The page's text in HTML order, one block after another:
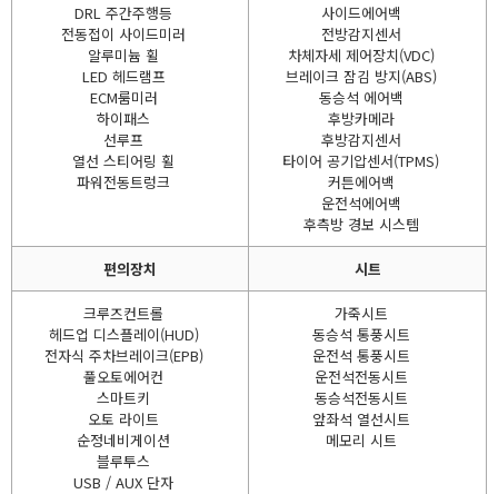
DRL 주간주행등
전동접이 사이드미러
알루미늄 휠
LED 헤드램프
ECM룸미러
하이패스
선루프
열선 스티어링 휠
파워전동트렁크
사이드에어백
전방감지센서
차체자세 제어장치(VDC)
브레이크 잠김 방지(ABS)
동승석 에어백
후방카메라
후방감지센서
타이어 공기압센서(TPMS)
커튼에어백
운전석에어백
후측방 경보 시스템
편의장치
크루즈컨트롤
헤드업 디스플레이(HUD)
전자식 주차브레이크(EPB)
풀오토에어컨
스마트키
오토 라이트
순정네비게이션
블루투스
USB / AUX 단자
시트
가죽시트
동승석 통풍시트
운전석 통풍시트
운전석전동시트
동승석전동시트
앞좌석 열선시트
메모리 시트